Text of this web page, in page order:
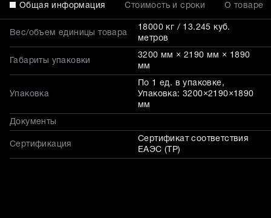
Общая информация Стоимость и сроки О товаре
Вес/объем единицы товара
18000 кг / 13.245 куб.
метров
Габариты упаковки
3200 мм × 2190 мм × 1890
мм
Упаковка
По 1 ед. в упаковке,
Упаковка: 3200×2190×1890
мм
Документы
Сертификация
Сертификат соответствия
ЕАЭС (ТР)